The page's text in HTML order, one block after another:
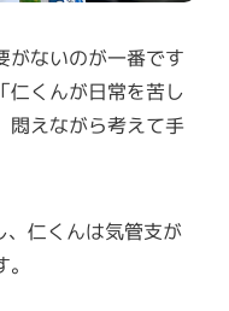
がないのが一番です
仁くんが日常を苦し
悶えながら考えて手
仁くんは気管支が